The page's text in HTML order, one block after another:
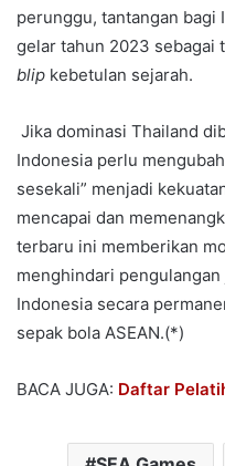
perunggu, tantangan bagi
gelar tahun 2023 sebagai
blip kebetulan sejarah.
Jika dominasi Thailand
Indonesia perlu
sesekali” menjadi
mencapai dan
terbaru ini memberikan
menghindari
Indonesia secara
sepak bola ASEAN.(*)
BACA JUGA: Daftar